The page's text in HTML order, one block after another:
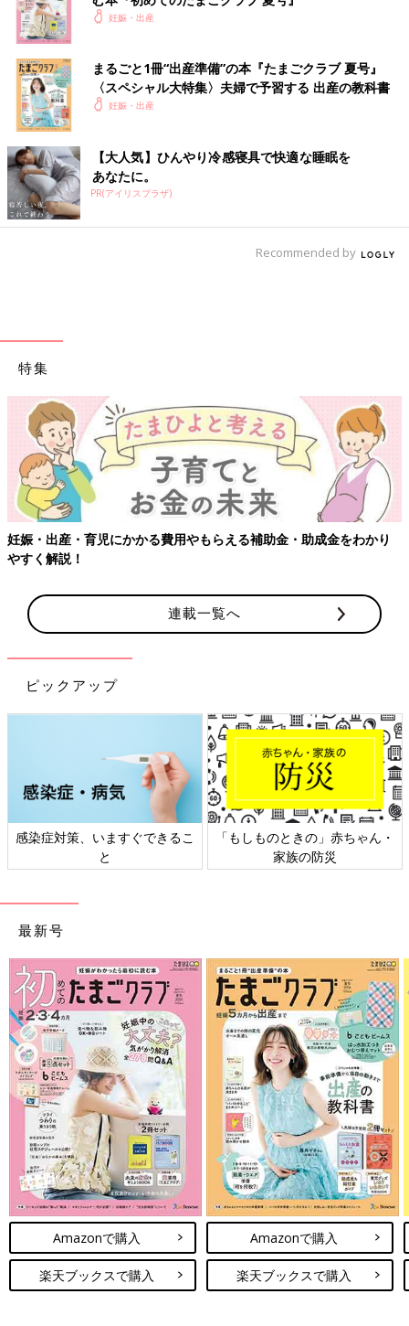
妊娠・出産
まるごと1冊“出産準備”の本『たまごクラブ 夏号』
〈スペシャル大特集〉夫婦で予習する 出産の教科書
妊娠・出産
【大人気】ひんやり冷感寝具で快適な睡眠を
あなたに。
PR(アイリスプラザ)
Recommended by
特集
妊娠・出産・育児にかかる費用やもらえる補助金・助成金をわかり
やすく解説！
連載一覧へ
ピックアップ
感染症対策、いますぐできるこ
と
「もしものときの」赤ちゃん・
家族の防災
最新号
Amazonで購入
楽天ブックスで購入
Amazonで購入
楽天ブックスで購入